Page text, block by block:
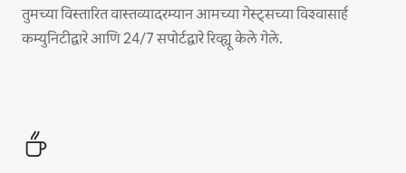
तुमच्या विस्तारित वास्तव्यादरम्यान आमच्या गेस्ट्सच्या विश्वासार्ह
कम्युनिटीद्वारे आणि 24/7 सपोर्टद्वारे रिव्ह्यू केले गेले.